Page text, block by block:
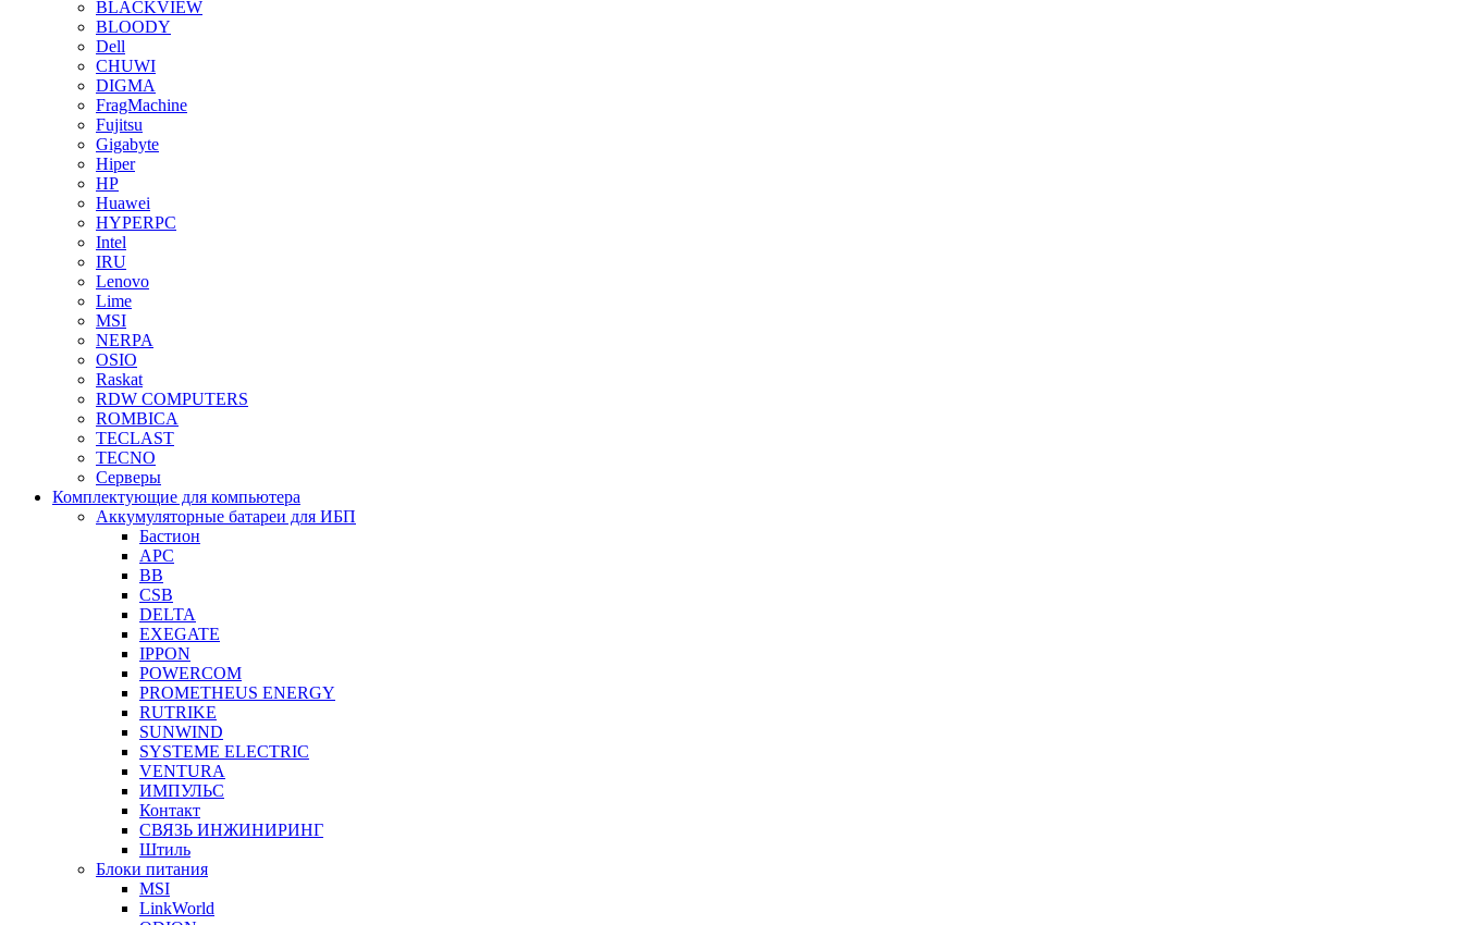
BLACKVIEW
BLOODY
Dell
CHUWI
DIGMA
FragMachine
Fujitsu
Gigabyte
Hiper
HP
Huawei
HYPERPC
Intel
IRU
Lenovo
Lime
MSI
NERPA
OSIO
Raskat
RDW COMPUTERS
ROMBICA
TECLAST
TECNO
Серверы
Комплектующие для компьютера
Аккумуляторные батареи для ИБП
Бастион
APC
BB
CSB
DELTA
EXEGATE
IPPON
POWERCOM
PROMETHEUS ENERGY
RUTRIKE
SUNWIND
SYSTEME ELECTRIC
VENTURA
ИМПУЛЬС
Контакт
СВЯЗЬ ИНЖИНИРИНГ
Штиль
Блоки питания
MSI
LinkWorld